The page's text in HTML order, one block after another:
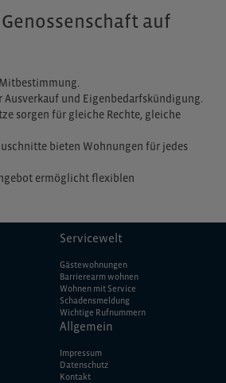
auf
und Eigenbedarfskündigung.
sorgen für gleiche Rechte, gleiche
bieten Wohnungen für jedes
ermöglicht flexiblen
Servicewelt
Gästewohnungen
Barrierearm wohnen
Wohnen mit Service
Schadensmeldung
Wichtige Rufnummern
Allgemein
Impressum
Datenschutz
Kontakt